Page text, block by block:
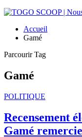
Accueil
Gamé
Parcourir Tag
Gamé
POLITIQUE
Recensement
Gamé